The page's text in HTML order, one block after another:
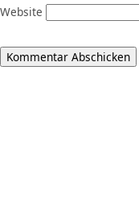
Website